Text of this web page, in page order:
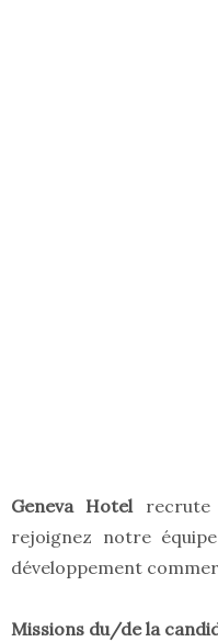
Geneva Hotelrecrute :
rejoignez notre
développement
Missions du/de la